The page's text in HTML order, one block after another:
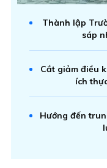
Thành lập
sáp
Cắt giảm điều
ích
Hướng đến